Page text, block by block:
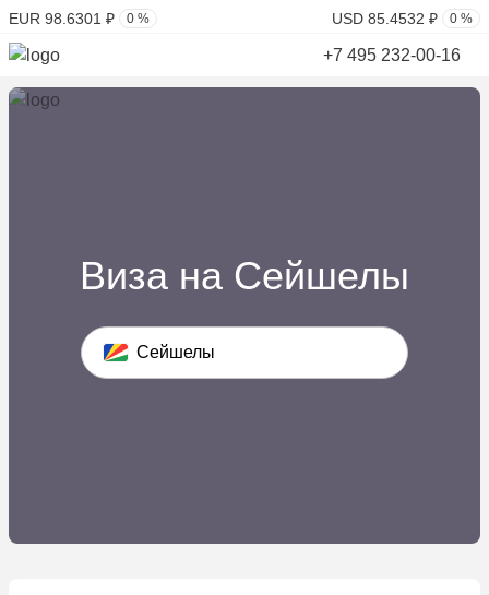
EUR 98.6301 ₽ 0 % USD 85.4532 ₽ 0 %
+7 495 232-00-16
Виза на Сейшелы